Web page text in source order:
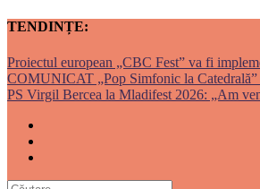
TENDINȚE:
Proiectul european „CBC Fest” va fi
COMUNICAT „Pop Simfonic la
PS Virgil Bercea la Mladifest 2026: „Am